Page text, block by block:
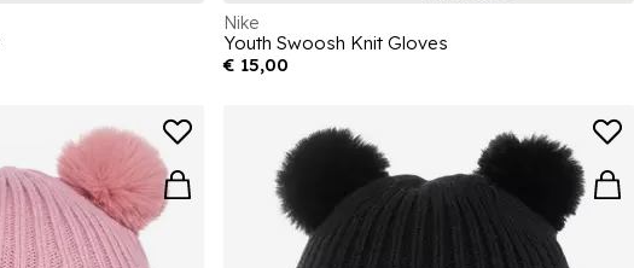
Nike
Youth Swoosh Knit Gloves
€ 15,00